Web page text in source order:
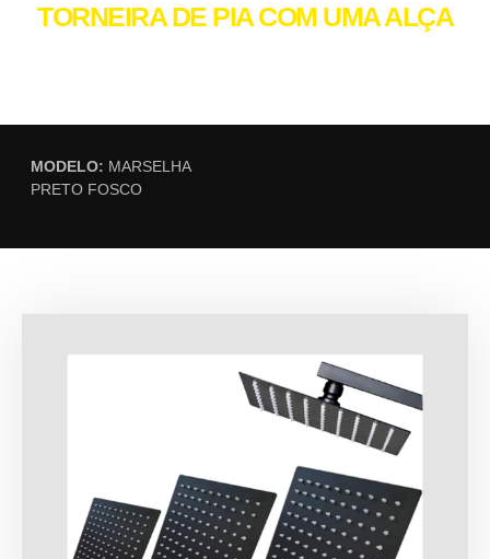
TORNEIRA DE PIA COM UMA ALÇA
MODELO: MARSELHA
PRETO FOSCO